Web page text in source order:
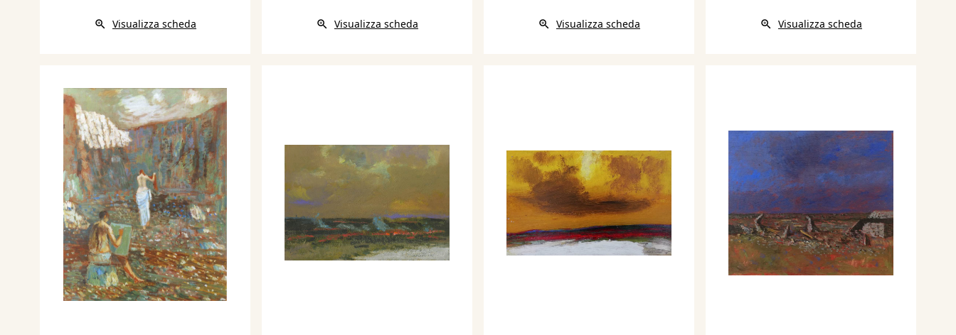
Visualizza scheda Visualizza scheda Visualizza scheda Visualizza scheda